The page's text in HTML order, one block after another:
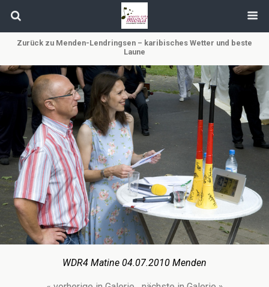
Zurück zu Menden-Lendringsen – karibisches Wetter und beste
Laune
WDR4 Matine 04.07.2010 Menden